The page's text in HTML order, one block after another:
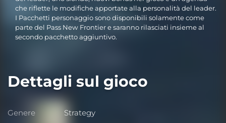
che riflette le modifiche apportate alla personalità del leader.
I Pacchetti personaggio sono disponibili solamente come
parte del Pass New Frontier e saranno rilasciati insieme al
secondo pacchetto aggiuntivo.
Dettagli sul gioco
Genere Genere
Strategy